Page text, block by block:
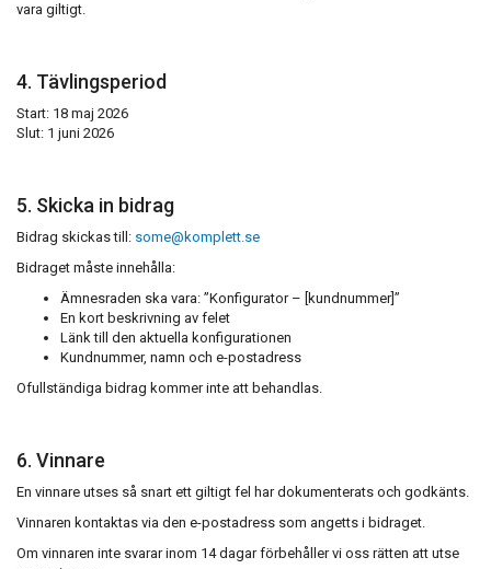
vara giltigt.
4. Tävlingsperiod
Start: 18 maj 2026
Slut: 1 juni 2026
5. Skicka in bidrag
Bidrag skickas till: some@komplett.se
Bidraget måste innehålla:
Ämnesraden ska vara: ”Konfigurator – [kundnummer]”
En kort beskrivning av felet
Länk till den aktuella konfigurationen
Kundnummer, namn och e-postadress
Ofullständiga bidrag kommer inte att behandlas.
6. Vinnare
En vinnare utses så snart ett giltigt fel har dokumenterats och godkänts.
Vinnaren kontaktas via den e-postadress som angetts i bidraget.
Om vinnaren inte svarar inom 14 dagar förbehåller vi oss rätten att utse